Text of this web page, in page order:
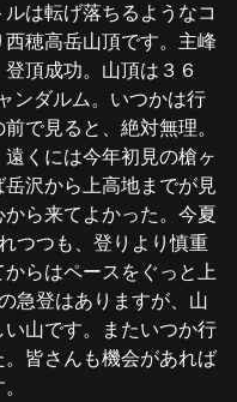
は転げ落ちるようなコ
穂高岳山頂です。主峰
頂成功。山頂は３６
ンダルム。いつかは行
で見ると、絶対無理。
くには今年初見の槍ヶ
沢から上高地までが見
ら来てよかった。今夏
つつも、登りより慎重
らはペースをぐっと上
急登はありますが、山
山です。またいつか行
皆さんも機会があれば